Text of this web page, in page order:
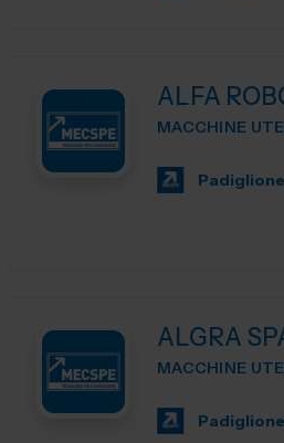
ALFA
MACCHINE
ALGRA
MACCHINE